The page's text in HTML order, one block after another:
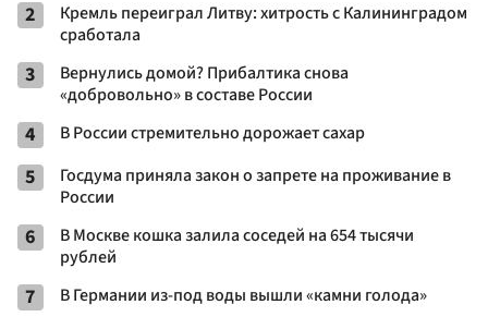
2
Кремль переиграл Литву: хитрость с Калининградом
сработала
3
Вернулись домой? Прибалтика снова
«добровольно» в составе России
4 В России стремительно дорожает сахар
5
Госдума приняла закон о запрете на проживание в
России
6
В Москве кошка залила соседей на 654 тысячи
рублей
7 В Германии из-под воды вышли «камни голода»